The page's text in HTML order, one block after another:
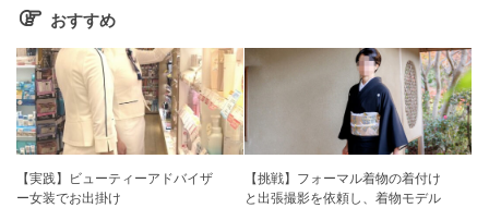
おすすめ
【実践】ビューティーアドバイザ
ー女装でお出掛け
【挑戦】フォーマル着物の着付け
と出張撮影を依頼し、着物モデル